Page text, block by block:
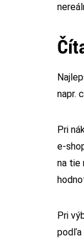
napr.
Pri
na tie
Pri
podľa